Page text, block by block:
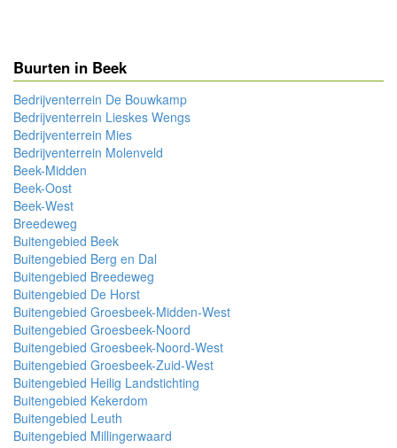
Buurten in Beek
Bedrijventerrein De Bouwkamp
Bedrijventerrein Lieskes Wengs
Bedrijventerrein Mies
Bedrijventerrein Molenveld
Beek-Midden
Beek-Oost
Beek-West
Breedeweg
Buitengebied Beek
Buitengebied Berg en Dal
Buitengebied Breedeweg
Buitengebied De Horst
Buitengebied Groesbeek-Midden-West
Buitengebied Groesbeek-Noord
Buitengebied Groesbeek-Noord-West
Buitengebied Groesbeek-Zuid-West
Buitengebied Heilig Landstichting
Buitengebied Kekerdom
Buitengebied Leuth
Buitengebied Millingerwaard